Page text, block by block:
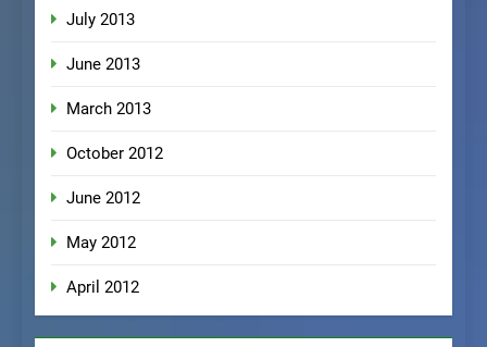
July 2013
June 2013
March 2013
October 2012
June 2012
May 2012
April 2012